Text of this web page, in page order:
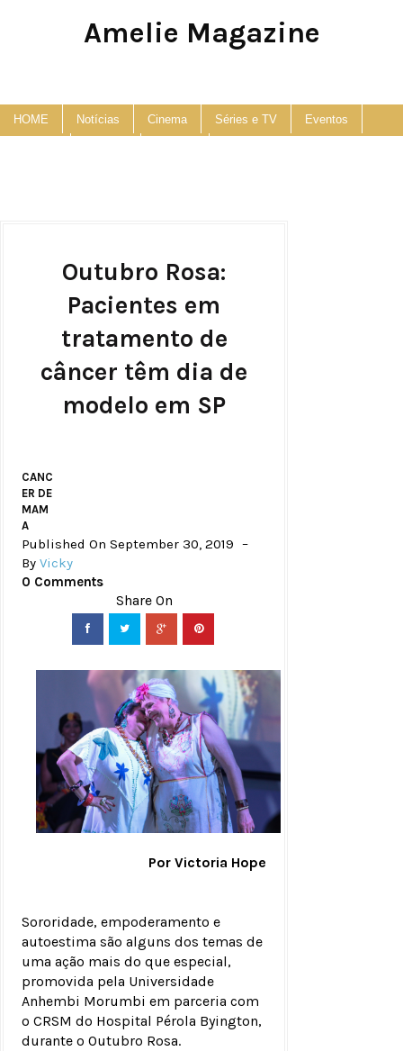
Amelie Magazine
HOME Notícias Cinema Séries e TV Eventos
Outubro Rosa:
Pacientes em
tratamento de
câncer têm dia de
modelo em SP
CANC
ER DE
MAM
A
Published On September 30, 2019
By Vicky
0 Comments
Por Victoria Hope
Sororidade, empoderamento e
autoestima são alguns dos temas de
uma ação mais do que especial,
promovida pela Universidade
Anhembi Morumbi em parceria com
o CRSM do Hospital Pérola Byington,
durante o Outubro Rosa.